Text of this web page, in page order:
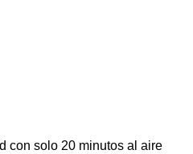
con solo 20 minutos al aire